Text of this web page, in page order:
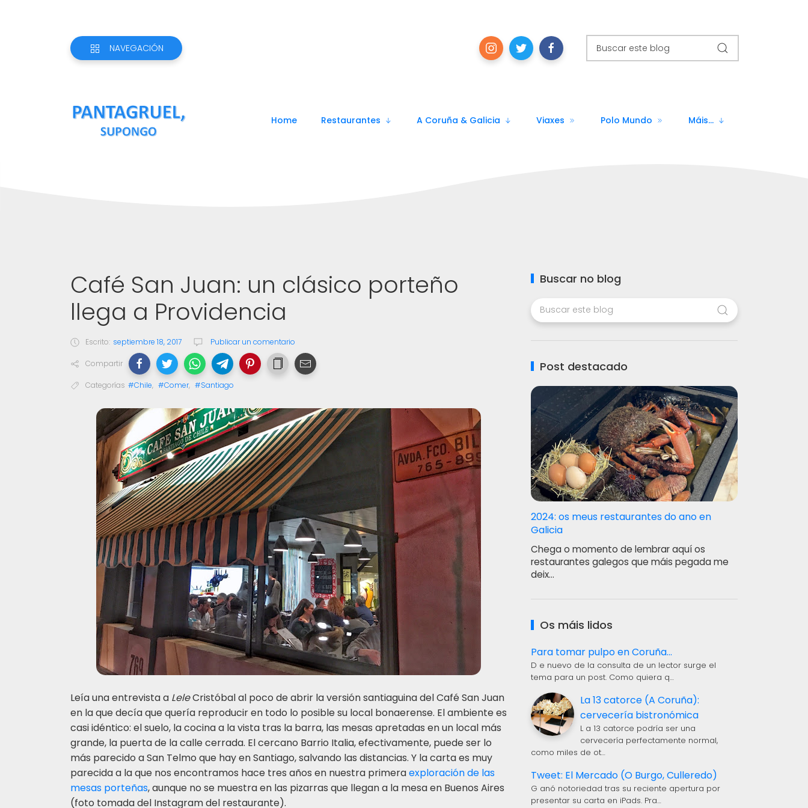
NAVEGACIÓN
Home Restaurantes A Coruña & Galicia Viaxes Polo Mundo Máis...
Café San Juan: un clásico porteño
llega a Providencia
Escrito: septiembre 18, 2017 Publicar un comentario
Compartir
Categorías #Chile, #Comer, #Santiago
Leía una entrevista a LeleCristóbal al poco de abrir la versión santiaguina del Café San Juan
en la que decía que quería reproducir en todo lo posible su local bonaerense. El ambiente es
casi idéntico: el suelo, la cocina a la vista tras la barra, las mesas apretadas en un local más
grande, la puerta de la calle cerrada. El cercano Barrio Italia, efectivamente, puede ser lo
más parecido a San Telmo que hay en Santiago, salvando las distancias. Y la carta es muy
parecida a la que nos encontramos hace tres años en nuestra primeraexploración de las
mesas porteñas, aunque no se muestra en las pizarras que llegan a la mesa en Buenos Aires
(foto tomada del Instagram del restaurante).
Buscar no blog
Post destacado
2024: os meus restaurantes do ano en
Galicia
Chega o momento de lembrar aquí os
restaurantes galegos que máis pegada me
deix…
Os máis lidos
Para tomar pulpo en Coruña...
D e nuevo de la consulta de un lector surge el
tema para un post. Como quiera q…
La 13 catorce (A Coruña):
cervecería bistronómica
L a 13 catorce podría ser una
cervecería perfectamente normal,
como miles de ot…
Tweet: El Mercado (O Burgo, Culleredo)
G anó notoriedad tras su reciente apertura por
presentar su carta en iPads. Pra…